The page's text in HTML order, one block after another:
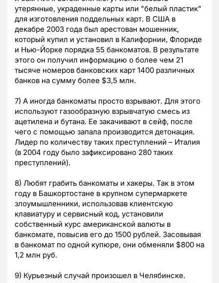
утерянные, украденные карты или "белый пластик"
для изготовления поддельных карт. В США в
декабре 2003 года был арестован мошенник,
который купил и установил в Калифорнии, Флориде
и Нью-Йорке порядка 55 банкоматов. В результате
этого он получил информацию о более чем 21
тысяче номеров банковских карт 1400 различных
банков на сумму более $3,5 млн.
7) А иногда банкоматы просто взрывают. Для этого
используют газообразную взрывчатую смесь из
ацетилена и бутана. Ее закачивают в сейф, после
чего с помощью запала производится детонация.
Лидер по количеству таких преступлений – Италия
(в 2004 году было зафиксировано 280 таких
преступлений).
8) Любят грабить банкоматы и хакеры. Так в этом
году в Башкортостане в крупном супермаркете
злоумышленники, использовав клиентскую
клавиатуру и сервисный код, установили
собственный курс американской валюты в
банкомате, повысив его до 1500 рублей. Засовывая
в банкомат по одной купюре, они обменяли $800 на
1,2 млн руб.
9) Курьезный случай произошел в Челябинске.